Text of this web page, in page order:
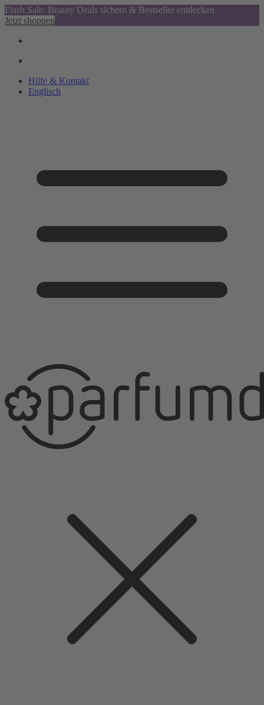
Flash Sale: Beauty Deals sichern & Bestseller entdecken
Jetzt shoppen
Hilfe & Kontakt
Englisch